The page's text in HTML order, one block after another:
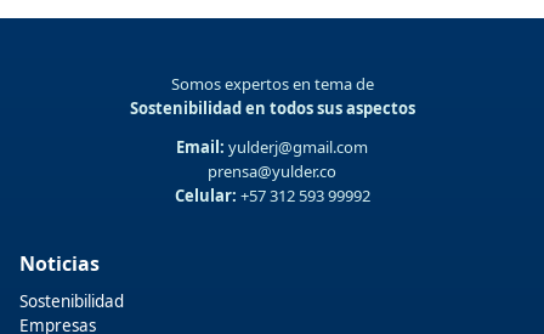
Somos expertos en tema de
Sostenibilidad en todos sus aspectos
Email: yulderj@gmail.com
prensa@yulder.co
Celular: +57 312 593 99992
Noticias
Sostenibilidad
Empresas